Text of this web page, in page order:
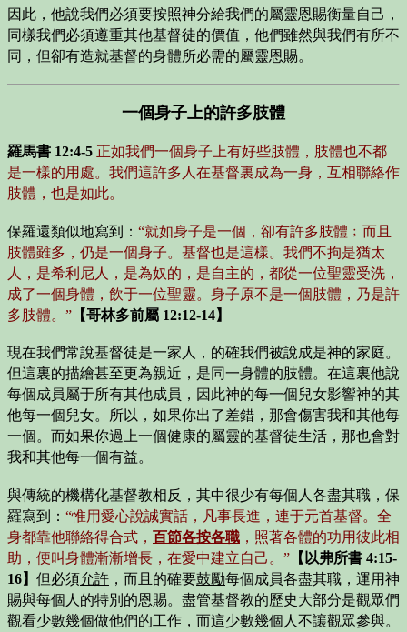
因此，他說我們必須要按照神分給我們的屬靈恩賜衡量自己，
同樣我們必須遵重其他基督徒的價值，他們雖然與我們有所不
同，但卻有造就基督的身體所必需的屬靈恩賜。
一個身子上的許多肢體
羅馬書 12:4-5 正如我們一個身子上有好些肢體，肢體也不都
是一樣的用處。我們這許多人在基督裏成為一身，互相聯絡作
肢體，也是如此。
保羅還類似地寫到： “就如身子是一個，卻有許多肢體﹔而且
肢體雖多，仍是一個身子。基督也是這樣。我們不拘是猶太
人，是希利尼人，是為奴的，是自主的，都從一位聖靈受洗，
成了一個身體，飲于一位聖靈。身子原不是一個肢體，乃是許
多肢體。” 【哥林多前屬 12:12-14】
現在我們常說基督徒是一家人，的確我們被說成是神的家庭。
但這裏的描繪甚至更為親近，是同一身體的肢體。在這裏他說
每個成員屬于所有其他成員，因此神的每一個兒女影響神的其
他每一個兒女。所以，如果你出了差錯，那會傷害我和其他每
一個。而如果你過上一個健康的屬靈的基督徒生活，那也會對
我和其他每一個有益。
與傳統的機構化基督教相反，其中很少有每個人各盡其職，保
羅寫到： “惟用愛心說誠實話，凡事長進，連于元首基督。全
身都靠他聯絡得合式， 百節各按各職 ，照著各體的功用彼此相
助，便叫身體漸漸增長，在愛中建立自己。” 【以弗所書 4:15-
16】 但必須允許 ，而且的確要鼓勵每個成員各盡其職，運用神
賜與每個人的特別的恩賜。盡管基督教的歷史大部分是觀眾們
觀看少數幾個做他們的工作，而這少數幾個人不讓觀眾參與。